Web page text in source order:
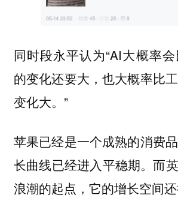
同时段永平认为“AI大概率
的变化还要大，也大概率比
变化大。”
苹果已经是一个成熟的消费
长曲线已经进入平稳期。而
浪潮的起点，它的增长空间还